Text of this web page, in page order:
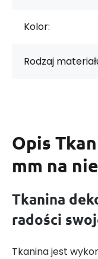
Kolor:
Rodzaj
Opis
mm na
Tkanina
radości
Tkanina jest